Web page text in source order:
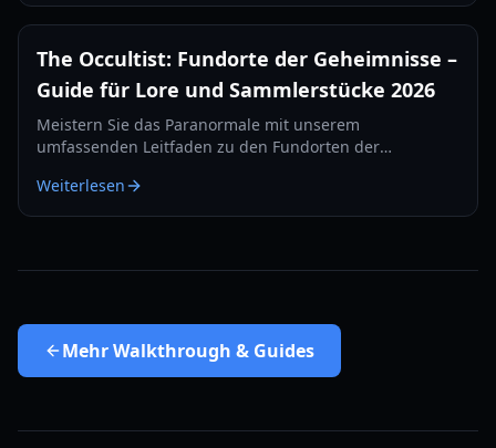
The Occultist: Fundorte der Geheimnisse –
Guide für Lore und Sammlerstücke 2026
Meistern Sie das Paranormale mit unserem
umfassenden Leitfaden zu den Fundorten der
Sammlerstück auf Goston Island und decken Sie Alans
Vergangenheit auf.
Weiterlesen
MehrWalkthrough & Guides